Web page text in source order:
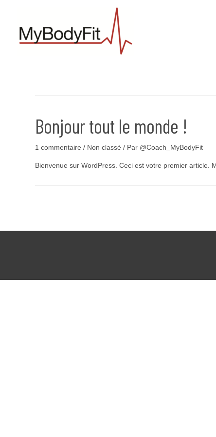
@Coach_MyBodyFit
Bonjour tout le monde !
1 commentaire / Non classé / Par @Coach_MyBodyFit
Bienvenue sur WordPress. Ceci est votre premier article.